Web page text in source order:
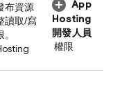
布資源
讀取/寫
App
Hosting
開發人員
權限